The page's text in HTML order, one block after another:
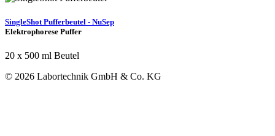
SingleShot Pufferbeutel - NuSep
Elektrophorese Puffer
20 x 500 ml Beutel
© 2026 Labortechnik GmbH & Co. KG